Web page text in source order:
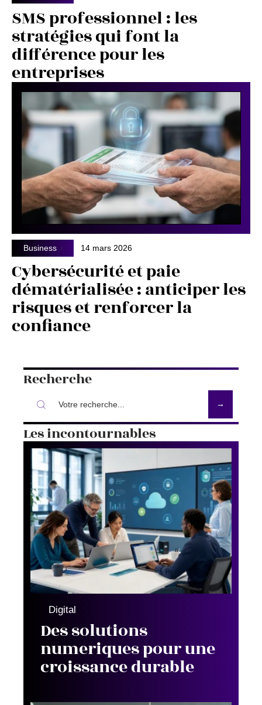
SMS professionnel : les
stratégies qui font la
différence pour les
entreprises
Business 14 mars 2026
Cybersécurité et paie
dématérialisée : anticiper les
risques et renforcer la
confiance
Recherche
Les incontournables
Digital
Des solutions
numeriques pour une
croissance durable